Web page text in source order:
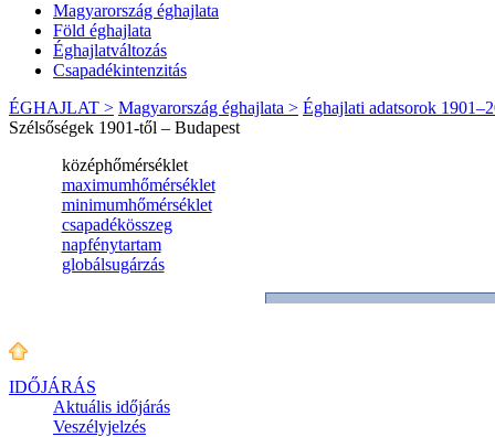
Magyarország éghajlata
Föld éghajlata
Éghajlatváltozás
Csapadékintenzitás
ÉGHAJLAT > Magyarország éghajlata > Éghajlati adatsorok
Szélsőségek 1901-től – Budapest
IDŐJÁRÁS
Aktuális időjárás
Veszélyjelzés